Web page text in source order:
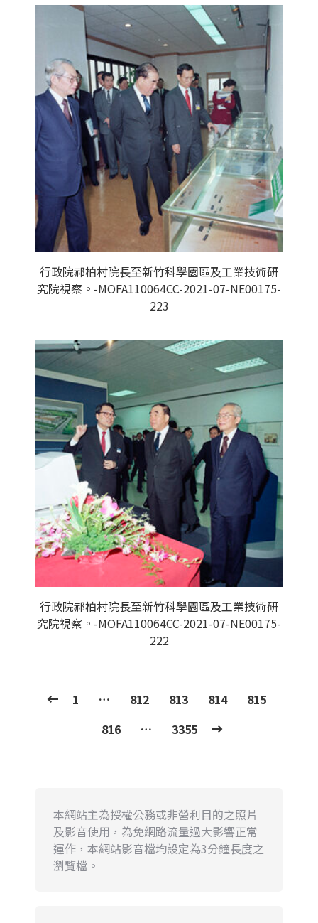
行政院郝柏村院長至新竹科學園區及工業技術研
究院視察。-MOFA110064CC-2021-07-NE00175-
223
行政院郝柏村院長至新竹科學園區及工業技術研
究院視察。-MOFA110064CC-2021-07-NE00175-
222
1 … 812 813 814
815
816
… 3355
本網站主為授權公務或非營利目的之照片
及影音使用，為免網路流量過大影響正常
運作，本網站影音檔均設定為3分鐘長度之
瀏覽檔。